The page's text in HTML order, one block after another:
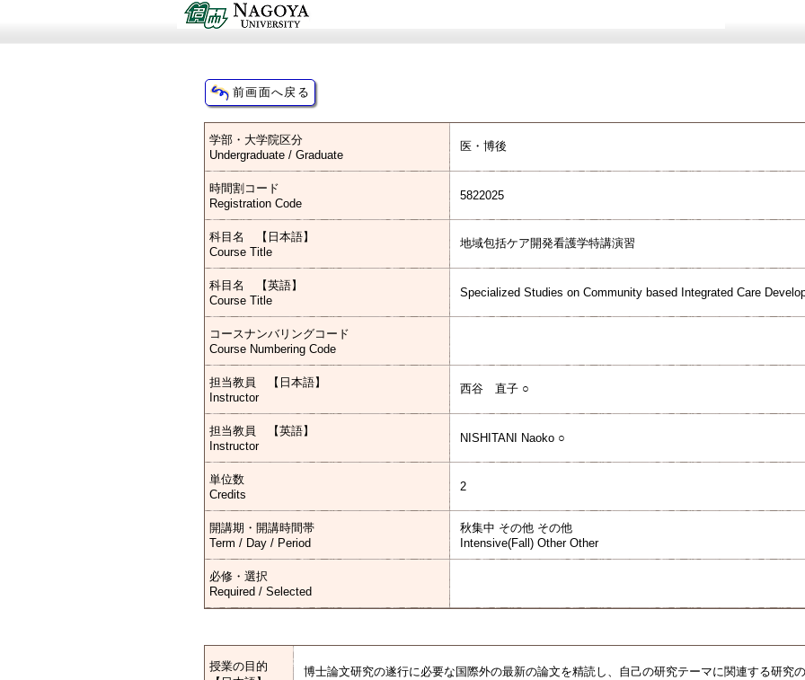
学部・大学院区分
Undergraduate / Graduate
医・博後
時間割コード
Registration Code
5822025
科目名 【日本語】
Course Title
地域包括ケア開発看護学特講演習
科目名 【英語】
Course Title
Specialized Studies on Community based Integrated Care
コースナンバリングコード
Course Numbering Code
担当教員 【日本語】
Instructor
西谷 直子 ○
担当教員 【英語】
Instructor
NISHITANI Naoko ○
単位数
Credits
2
開講期・開講時間帯
Term / Day / Period
秋集中 その他 その他
Intensive(Fall) Other Other
必修・選択
Required / Selected
授業の目的
博士論文研究の遂行に必要な国際外の最新の論文を精読し、自己の研究テーマに関連する研究